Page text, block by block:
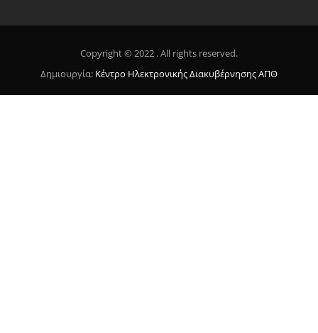
Copyright © 2022 . All rights reserved.
Δημιουργία: Κέντρο Ηλεκτρονικής Διακυβέρνησης ΑΠΘ